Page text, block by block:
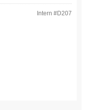
Intern #D207